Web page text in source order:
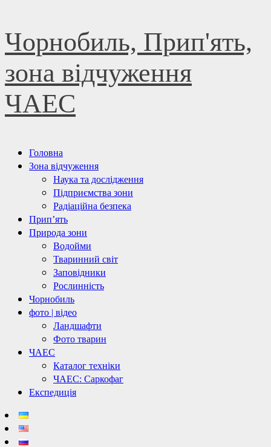
Skip
to
content
Чорнобиль, Прип'ять,
зона відчуження
ЧАЕС
Primary
Menu
Головна
Зона відчуження
Наука та дослідження
Підприємства зони
Радіаційна безпека
Прип’ять
Природа зони
Водойми
Тваринний світ
Заповідники
Рослинність
Чорнобиль
фото | відео
Ландшафти
Фото тварин
ЧАЕС
Каталог техніки
ЧАЕС: Саркофаг
Експедиція